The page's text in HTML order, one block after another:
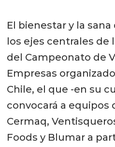
El bienestar y la
los ejes centrales de
del Campeonato de
Empresas
Chile, el que -en su
convocará a equipos
Cermaq,
Foods y Blumar a